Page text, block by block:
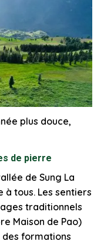
plus douce,
de pierre
de Sung La
tous. Les sentiers
traditionnels
Maison de Pao)
des formations